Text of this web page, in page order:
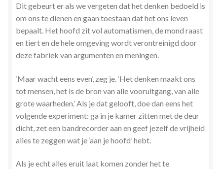
Dit gebeurt er als we vergeten dat het denken bedoeld is
om ons te dienen en gaan toestaan dat het ons leven
bepaalt. Het hoofd zit vol automatismen, de mond raast
en tiert en de hele omgeving wordt verontreinigd door
deze fabriek van argumenten en meningen.
‘Maar wacht eens even’, zeg je. ‘Het denken maakt ons
tot mensen, het is de bron van alle vooruitgang, van alle
grote waarheden.’ Als je dat gelooft, doe dan eens het
volgende experiment: ga in je kamer zitten met de deur
dicht, zet een bandrecorder aan en geef jezelf de vrijheid
alles te zeggen wat je ‘aan je hoofd’ hebt.
Als je echt alles eruit laat komen zonder het te